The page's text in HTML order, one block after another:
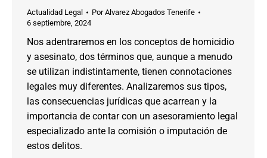
Actualidad Legal PorAlvarez Abogados Tenerife
6 septiembre, 2024
Nos adentraremos en los conceptos de homicidio
y asesinato, dos términos que, aunque a menudo
se utilizan indistintamente, tienen connotaciones
legales muy diferentes. Analizaremos sus tipos,
las consecuencias jurídicas que acarrean y la
importancia de contar con un asesoramiento legal
especializado ante la comisión o imputación de
estos delitos.